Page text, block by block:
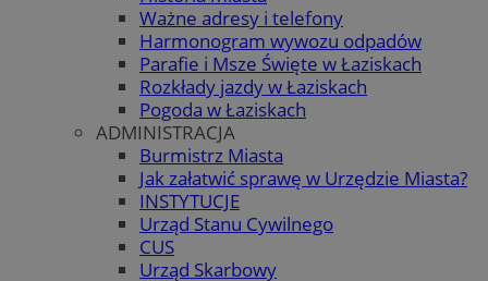
Ważne adresy i telefony
Harmonogram wywozu odpadów
Parafie i Msze Święte w Łaziskach
Rozkłady jazdy w Łaziskach
Pogoda w Łaziskach
ADMINISTRACJA
Burmistrz Miasta
Jak załatwić sprawę w Urzędzie Miasta?
INSTYTUCJE
Urząd Stanu Cywilnego
CUS
Urząd Skarbowy